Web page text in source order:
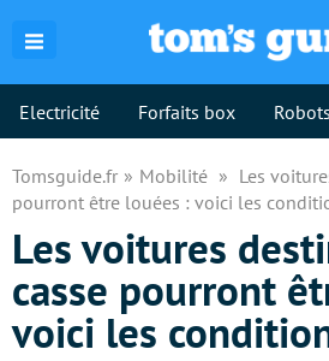
Electricité Forfaits box Robots
Tomsguide.fr Mobilité
Les
pourront être louées : voici les
Les voitures
casse pourront
voici les